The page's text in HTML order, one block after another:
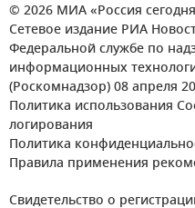
© 2026 МИА «Россия
Сетевое издание РИА
Федеральной службе по
информационных
(Роскомнадзор) 08 апреля
Политика использования
логирования
Политика
Правила применения
Свидетельство о